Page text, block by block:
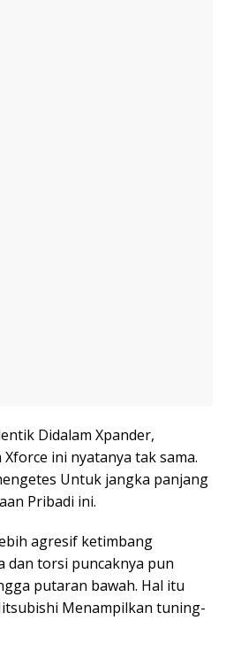
Didalam Xpander,
ini nyatanya tak sama.
Untuk jangka panjang
Pribadi ini.
agresif ketimbang
dan torsi puncaknya pun
putaran bawah. Hal itu
Menampilkan tuning-